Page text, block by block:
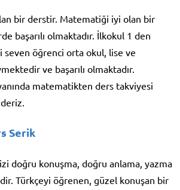
bir derstir. Matematiği iyi olan bir
başarılı olmaktadır. İlkokul 1 den
öğrenci orta okul, lise ve
ve başarılı olmaktadır.
matematikten ders takviyesi
Serik
doğru konuşma, doğru anlama, yazma
Türkçeyi öğrenen, güzel konuşan bir